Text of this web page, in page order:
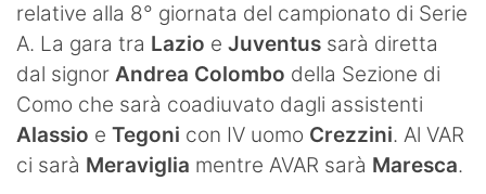
relative alla 8° giornata del campionato di Serie
A. La gara tra Lazio e Juventus sarà diretta
dal signor Andrea Colombo della Sezione di
Como che sarà coadiuvato dagli assistenti
Alassio e Tegoni con IV uomo Crezzini. Al VAR
ci sarà Meraviglia mentre AVAR sarà Maresca.